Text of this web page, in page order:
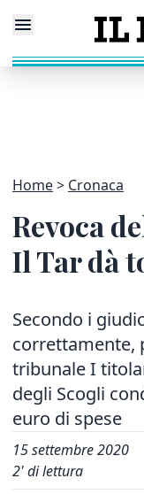
Home Cronaca
Revoca
Il Tar dà
Secondo i
correttamente,
tribunale I
degli Scogli
euro di spese
15 settembre 2020
2' di lettura